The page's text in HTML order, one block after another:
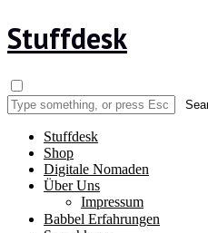
Stuffdesk
Stuffdesk
Shop
Digitale Nomaden
Über Uns
Impressum
Babbel Erfahrungen